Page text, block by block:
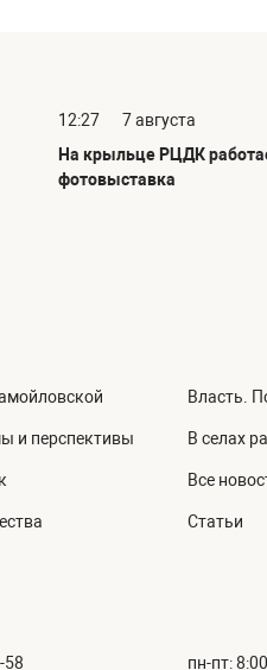
12:27
7 августа
На крыльце РЦДК
фотовыставка
и перспективы
Власть.
В селах
Все
Статьи
58 пн-пт: